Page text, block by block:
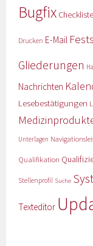
Bugfix
Drucken E-Mail
Gliederungen
Nachrichten
Lesebestätigungen
Unterlagen
Qualifikation
Stellenprofil Suche
Texteditor